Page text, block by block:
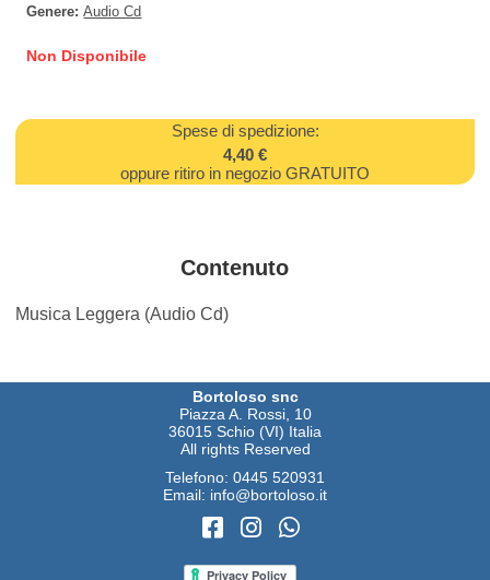
Genere:Audio Cd
Non Disponibile
Spese di spedizione:
4,40 €
oppure ritiro in negozio GRATUITO
Contenuto
Musica Leggera (Audio Cd)
Bortoloso snc
Piazza A. Rossi, 10
36015 Schio (VI) Italia
All rights Reserved
Telefono: 0445 520931
Email: info@bortoloso.it